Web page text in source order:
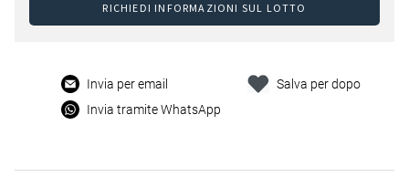
RICHIEDI INFORMAZIONI SUL LOTTO
Invia per email
Invia tramite WhatsApp
Salva per dopo